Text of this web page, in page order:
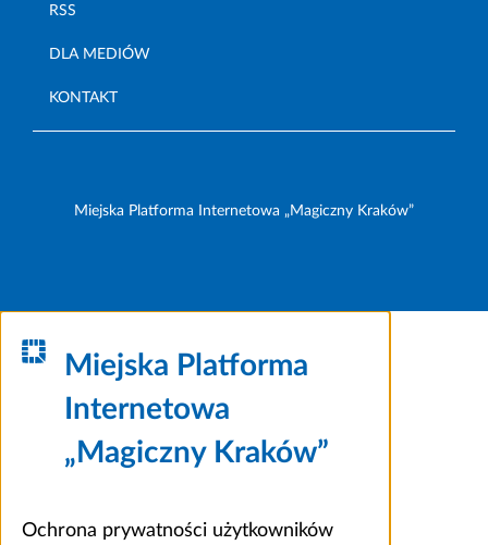
RSS
DLA MEDIÓW
KONTAKT
Miejska Platforma Internetowa „Magiczny Kraków”
Miejska Platforma
Internetowa
„Magiczny Kraków”
Ochrona prywatności użytkowników